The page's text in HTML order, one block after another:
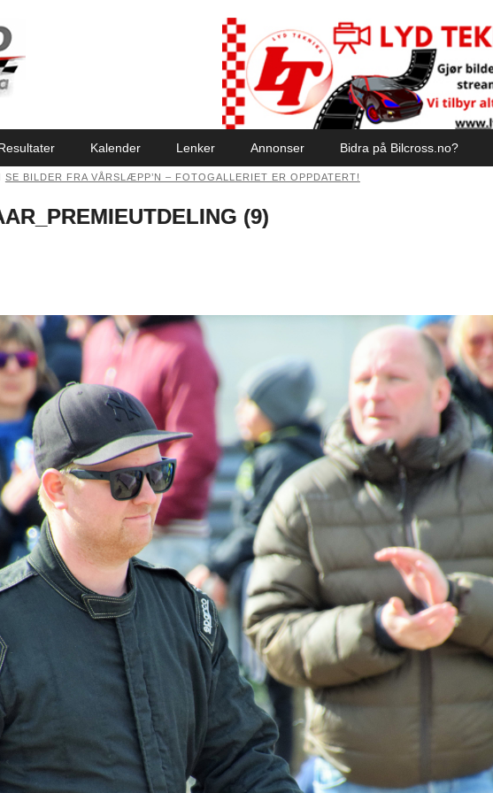
Kalender Lenker Annonser Bidra på Bilcross.no?
SE BILDER FRA VÅRSLÆPP’N – FOTOGALLERIET ER OPPDATERT!
(9)